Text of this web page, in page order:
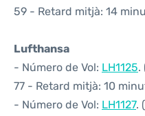
59 - Retard mitjà: 14
Lufthansa
- Número de Vol: LH1125.
77 - Retard mitjà: 10
- Número de Vol: LH1127.